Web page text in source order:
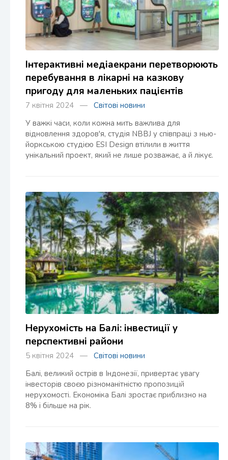
Інтерактивні медіаекрани перетворюють
перебування в лікарні на казкову
пригоду для маленьких пацієнтів
7 квітня 2024 — Світові новини
У важкі часи, коли кожна мить важлива для
відновлення здоров'я, студія NBBJ у співпраці з нью-
йоркською студією ESI Design втілили в життя
унікальний проект, який не лише розважає, а й лікує.
Нерухомість на Балі: інвестиції у
перспективні райони
5 квітня 2024 — Світові новини
Балі, великий острів в Індонезії, привертає увагу
інвесторів своєю різноманітністю пропозицій
нерухомості. Економіка Балі зростає приблизно на
8% і більше на рік.